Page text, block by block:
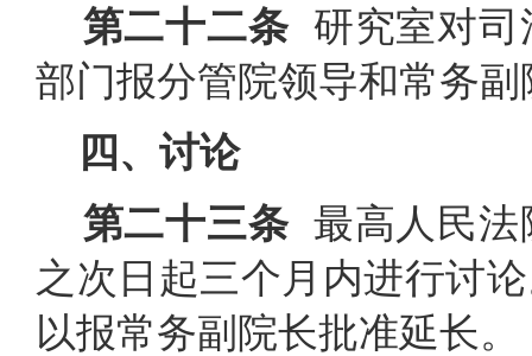
第二十二条研究室对司
部门报分管院领导和常务
四、讨论
第二十三条最高人民法
之次日起三个月内进行讨
以报常务副院长批准延长。